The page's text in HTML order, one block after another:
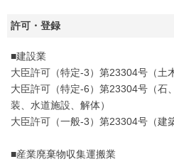
許可・登録
■建設業
大臣許可（特定-3）第23304号（土
大臣許可（特定-6）第23304号（石
装、水道施設、解体）
大臣許可（一般-3）第23304号（建
■産業廃棄物収集運搬業